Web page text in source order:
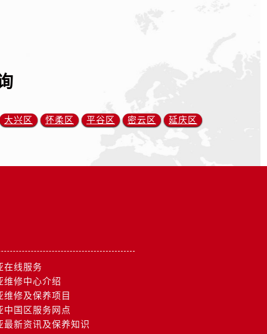
大兴区 怀柔区 平谷区 密云区 延庆区
在线服务
维修中心介绍
维修及保养项目
中国区服务网点
最新资讯及保养知识